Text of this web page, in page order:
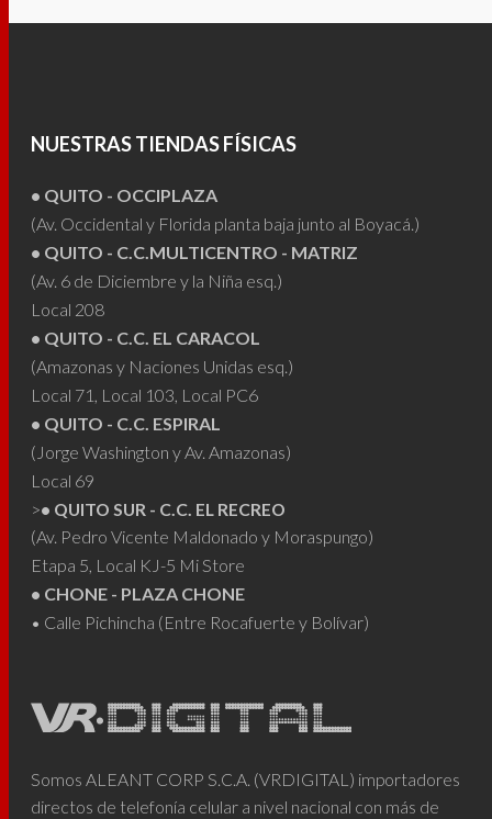
NUESTRAS TIENDAS FÍSICAS
• QUITO - OCCIPLAZA
(Av. Occidental y Florida planta baja junto al Boyacá.)
• QUITO - C.C.MULTICENTRO - MATRIZ
(Av. 6 de Diciembre y la Niña esq.)
Local 208
• QUITO - C.C. EL CARACOL
(Amazonas y Naciones Unidas esq.)
Local 71, Local 103, Local PC6
• QUITO - C.C. ESPIRAL
(Jorge Washington y Av. Amazonas)
Local 69
>• QUITO SUR - C.C. EL RECREO
(Av. Pedro Vicente Maldonado y Moraspungo)
Etapa 5, Local KJ-5 Mi Store
• CHONE - PLAZA CHONE
• Calle Pichincha (Entre Rocafuerte y Bolívar)
Somos ALEANT CORP S.C.A. (VRDIGITAL) importadores
directos de telefonía celular a nivel nacional con más de